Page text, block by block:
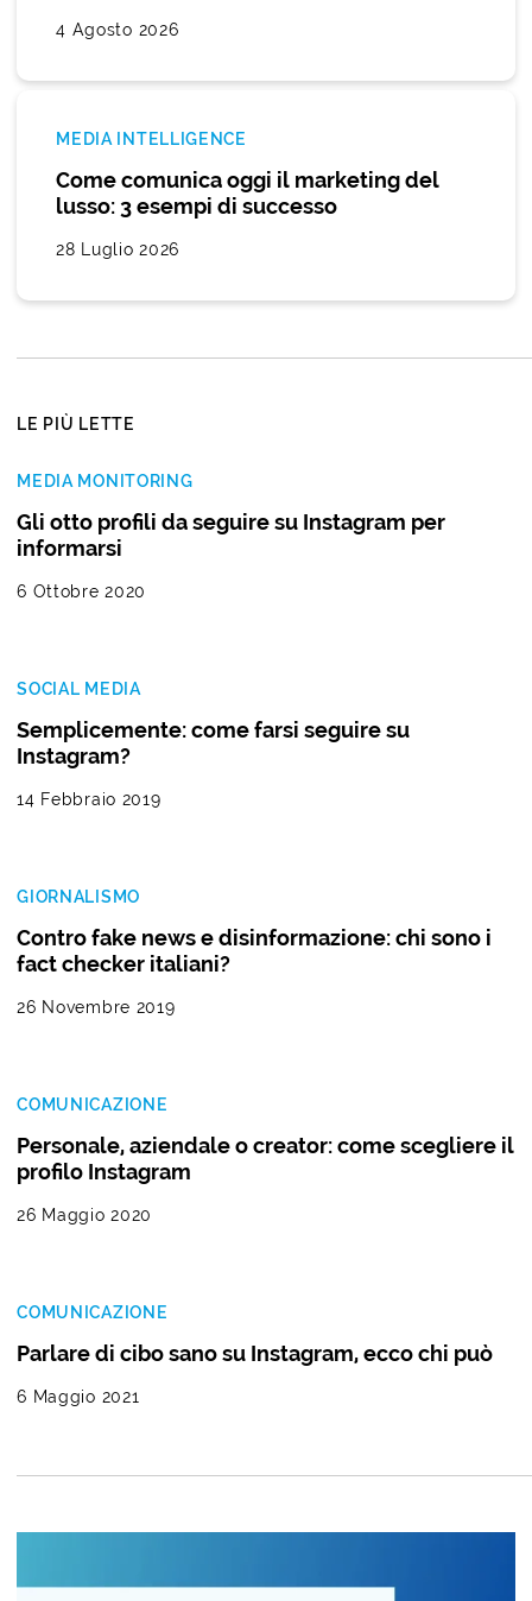
4 Agosto 2026
MEDIA INTELLIGENCE
Come comunica oggi il marketing del
lusso: 3 esempi di successo
28 Luglio 2026
LE PIÙ LETTE
MEDIA MONITORING
Gli otto profili da seguire su Instagram per
informarsi
6 Ottobre 2020
SOCIAL MEDIA
Semplicemente: come farsi seguire su
Instagram?
14 Febbraio 2019
GIORNALISMO
Contro fake news e disinformazione: chi sono i
fact checker italiani?
26 Novembre 2019
COMUNICAZIONE
Personale, aziendale o creator: come scegliere il
profilo Instagram
26 Maggio 2020
COMUNICAZIONE
Parlare di cibo sano su Instagram, ecco chi può
6 Maggio 2021